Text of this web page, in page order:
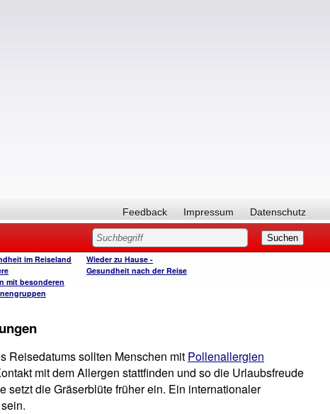
Feedback Impressum Datenschutz
im Reiseland
mit besonderen
Wieder zu Hause -
Gesundheit nach der Reise
Reisedatums sollten Menschen mit Pollenallergien
mit dem Allergen stattfinden und so die Urlaubsfreude
setzt die Gräserblüte früher ein. Ein internationaler